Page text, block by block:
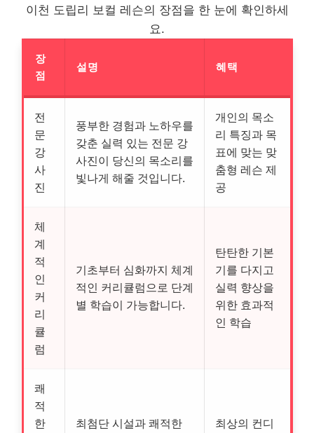
이천 도립리 보컬 레슨의 장점을 한 눈에 확인하세
요.
장
점
설명 혜택
전
문
강
사
진
풍부한 경험과 노하우를
갖춘 실력 있는 전문 강
사진이 당신의 목소리를
빛나게 해줄 것입니다.
개인의 목소
리 특징과 목
표에 맞는 맞
춤형 레슨 제
공
체
계
적
인
커
리
큘
럼
기초부터 심화까지 체계
적인 커리큘럼으로 단계
별 학습이 가능합니다.
탄탄한 기본
기를 다지고
실력 향상을
위한 효과적
인 학습
쾌
적
한
최첨단 시설과 쾌적한
최상의 컨디